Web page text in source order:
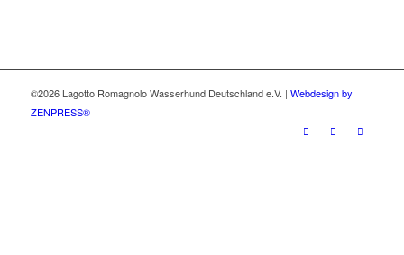
©2026 Lagotto Romagnolo Wasserhund Deutschland e.V. | Webdesign by
ZENPRESS®